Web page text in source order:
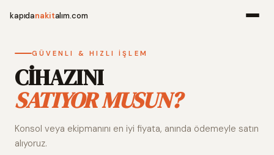
kapıdanakitalım.com
Alım
GÜVENLI & HIZLI İŞLEM
CİHAZINI
SATIYOR MUSUN?
Konsol veya ekipmanını en iyi fiyata, anında ödemeyle satın
alıyoruz.